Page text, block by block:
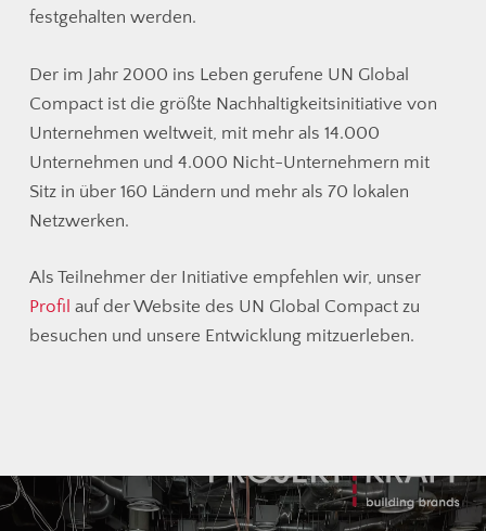
festgehalten werden.
Der im Jahr 2000 ins Leben gerufene UN Global
Compact ist die größte Nachhaltigkeitsinitiative von
Unternehmen weltweit, mit mehr als 14.000
Unternehmen und 4.000 Nicht-Unternehmern mit
Sitz in über 160 Ländern und mehr als 70 lokalen
Netzwerken.
Als Teilnehmer der Initiative empfehlen wir, unser
Profil auf der Website des UN Global Compact zu
besuchen und unsere Entwicklung mitzuerleben.